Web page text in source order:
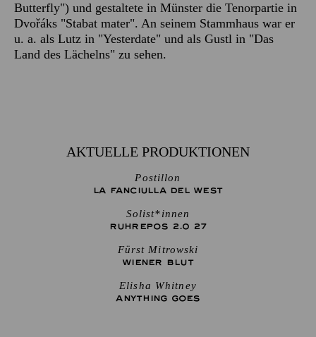
Butterfly") und gestaltete in Münster die Tenorpartie in
Dvořáks "Stabat mater". An seinem Stammhaus war er
u. a. als Lutz in "Yesterdate" und als Gustl in "Das
Land des Lächelns" zu sehen.
AKTUELLE PRODUKTIONEN
Postillon
LA FANCIULLA DEL WEST
Solist*innen
RUHREPOS 2.0 27
Fürst Mitrowski
WIENER BLUT
Elisha Whitney
ANYTHING GOES